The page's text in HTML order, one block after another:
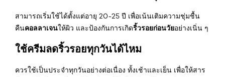
สามารถเริ่มใช้ได้ตั้งแต่อายุ 20-25 ปี เพื่อเน้นเติมความชุ่มชื้น
คืนคอลลาเจนให้ผิว และป้องกันการเกิดริ้วรอยก่อนวัยอย่างเนิ่น ๆ
ใช้ครีมลดริ้วรอยทุกวันได้ไหม
ควรใช้เป็นประจำทุกวันอย่างต่อเนื่อง ทั้งเช้าและเย็น เพื่อให้สาร